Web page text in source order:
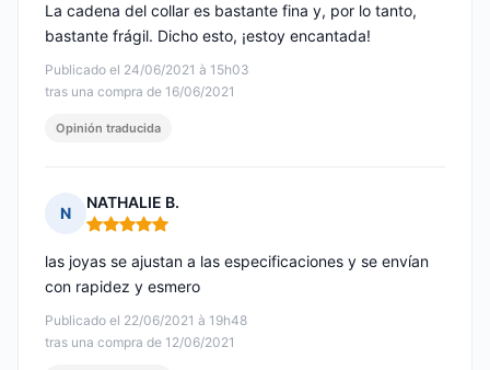
Publicado el 24/06/2021 à 15h03
tras una compra de 16/06/2021
La cadena del collar es bastante fina y, por lo tanto,
bastante frágil. Dicho esto, ¡estoy encantada!
Opinión traducida
N
NATHALIE B.
Nota: 5 de 5
Publicado el 22/06/2021 à 19h48
tras una compra de 12/06/2021
las joyas se ajustan a las especificaciones y se envían
con rapidez y esmero